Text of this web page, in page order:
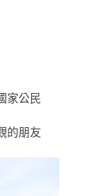
家公民
的朋友